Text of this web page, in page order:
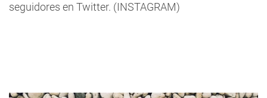
seguidores en Twitter. (INSTAGRAM)